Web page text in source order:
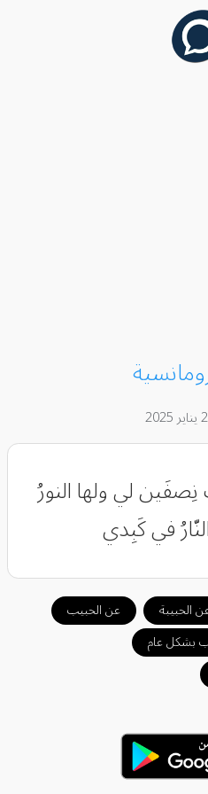
لي ولها النورُ
في كَبِدي
الحبيبة
عن الحبيب
بشكل عام